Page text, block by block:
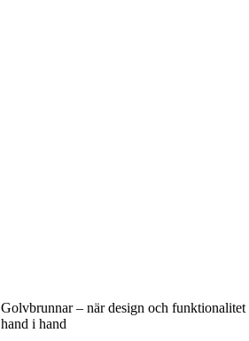
Golvbrunnar – när design och funktionalitet
hand i hand